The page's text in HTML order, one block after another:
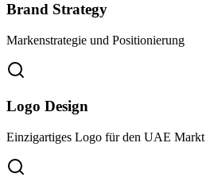
Brand Strategy
Markenstrategie und Positionierung
Logo Design
Einzigartiges Logo für den UAE Markt